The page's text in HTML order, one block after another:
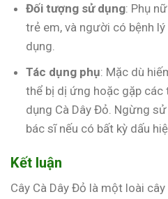
Đối tượng sử dụng: Phụ
trẻ em, và người có bệnh
dụng.
Tác dụng phụ: Mặc dù
thể bị dị ứng hoặc gặp các
dụng Cà Dây Đỏ. Ngừng
bác sĩ nếu có bất kỳ dấu
Kết luận
Cây Cà Dây Đỏ là một loài